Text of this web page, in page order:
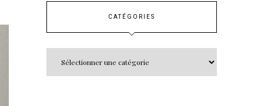
CATÉGORIES